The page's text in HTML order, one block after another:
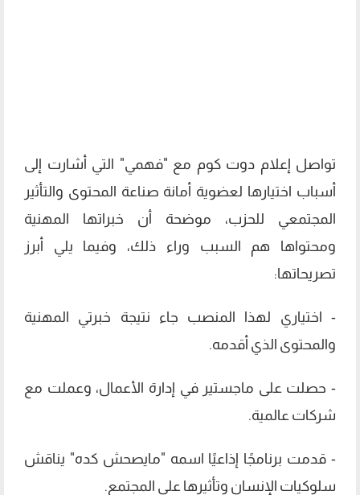
تواصل إعلام دوت كوم مع "فهمي" التي أشارت إلى
أسباب اختيارها لعضوية أمانة صناعة المحتوى والتأثير
المجتمعي للحزب، موضحة أن خبراتها المهنية
ومحتواها هم السبب وراء ذلك، وفيما يلي أبرز
تصريحاتها:
- اختياري لهذا المنصب جاء نتيجة خبرتي المهنية
والمحتوى الذي أقدمه.
- حصلت على ماجستير في إدارة الأعمال، وعملت مع
شركات عالمية.
- قدمت برنامجًا إذاعيًا اسمه "مايصحش كده" يناقش
سلوكيات الإنسان وتأثيرها على المجتمع.